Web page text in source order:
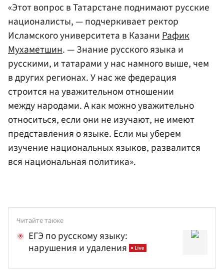
«Этот вопрос в Татарстане поднимают русские
националисты, — подчеркивает ректор
Исламского университета в КазаниРафик
Мухаметшин. — Знание русского языка и
русскими, и татарами у нас намного выше, чем
в других регионах. У нас же федерация
строится на уважительном отношении
между народами. А как можно уважительно
относиться, если они не изучают, не имеют
представления о языке. Если мы уберем
изучение национальных языков, развалится
вся национальная политика».
Читайте также
ЕГЭ по русскому языку:
нарушения и удаления